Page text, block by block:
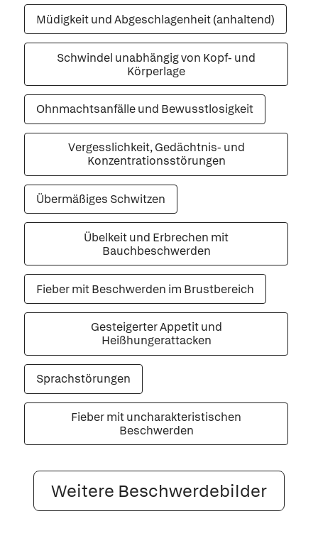
Müdigkeit und Abgeschlagenheit (anhaltend)
Schwindel unabhängig von Kopf- und
Körperlage
Ohnmachtsanfälle und Bewusstlosigkeit
Vergesslichkeit, Gedächtnis- und
Konzentrationsstörungen
Übermäßiges Schwitzen
Übelkeit und Erbrechen mit
Bauchbeschwerden
Fieber mit Beschwerden im Brustbereich
Gesteigerter Appetit und
Heißhungerattacken
Sprachstörungen
Fieber mit uncharakteristischen
Beschwerden
Weitere Beschwerdebilder